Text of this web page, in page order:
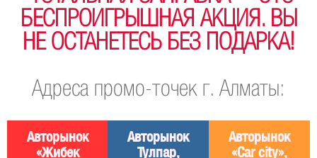
БЕСПРОИГРЫШНАЯ АКЦИЯ. ВЫ
НЕ ОСТАНЕТЕСЬ БЕЗ ПОДАРКА!
Адреса промо-точек г. Алматы:
Авторынок
«Жибек
Авторынок
Тулпар,
Авторынок
«Car city»,